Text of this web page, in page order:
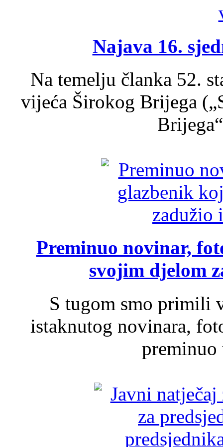
Najava 16.
Na temelju članka 52.
vijeća Širokog Brijega
Preminuo novinar,
svojim djelom
S tugom smo primili
istaknutog novinara,